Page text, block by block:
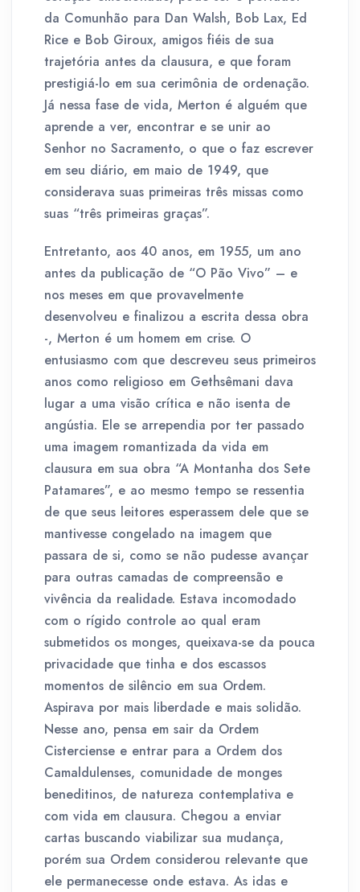
da Comunhão para Dan Walsh, Bob Lax, Ed
Rice e Bob Giroux, amigos fiéis de sua
trajetória antes da clausura, e que foram
prestigiá-lo em sua cerimônia de ordenação.
Já nessa fase de vida, Merton é alguém que
aprende a ver, encontrar e se unir ao
Senhor no Sacramento, o que o faz escrever
em seu diário, em maio de 1949, que
considerava suas primeiras três missas como
suas “três primeiras graças”.
Entretanto, aos 40 anos, em 1955, um ano
antes da publicação de “O Pão Vivo” – e
nos meses em que provavelmente
desenvolveu e finalizou a escrita dessa obra
-, Merton é um homem em crise. O
entusiasmo com que descreveu seus primeiros
anos como religioso em Gethsêmani dava
lugar a uma visão crítica e não isenta de
angústia. Ele se arrependia por ter passado
uma imagem romantizada da vida em
clausura em sua obra “A Montanha dos Sete
Patamares”, e ao mesmo tempo se ressentia
de que seus leitores esperassem dele que se
mantivesse congelado na imagem que
passara de si, como se não pudesse avançar
para outras camadas de compreensão e
vivência da realidade. Estava incomodado
com o rígido controle ao qual eram
submetidos os monges, queixava-se da pouca
privacidade que tinha e dos escassos
momentos de silêncio em sua Ordem.
Aspirava por mais liberdade e mais solidão.
Nesse ano, pensa em sair da Ordem
Cisterciense e entrar para a Ordem dos
Camaldulenses, comunidade de monges
beneditinos, de natureza contemplativa e
com vida em clausura. Chegou a enviar
cartas buscando viabilizar sua mudança,
porém sua Ordem considerou relevante que
ele permanecesse onde estava. As idas e